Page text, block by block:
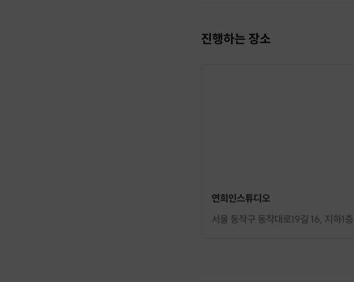
진행하는 장소
연희인스튜디오
서울 동작구 동작대로19길 16, 지하1층